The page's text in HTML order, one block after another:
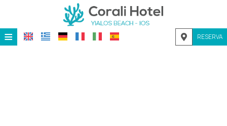
≡ RESERVA